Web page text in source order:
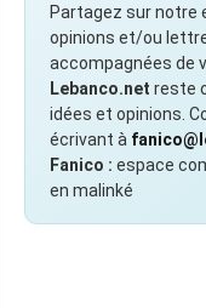
Partagez sur notre
opinions et/ou
accompagnées de
Lebanco.net reste
idées et opinions.
écrivant à
Fanico : espace
en malinké